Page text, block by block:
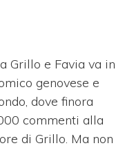
Grillo e Favia va in
genovese e
dove finora
commenti alla
di Grillo. Ma non